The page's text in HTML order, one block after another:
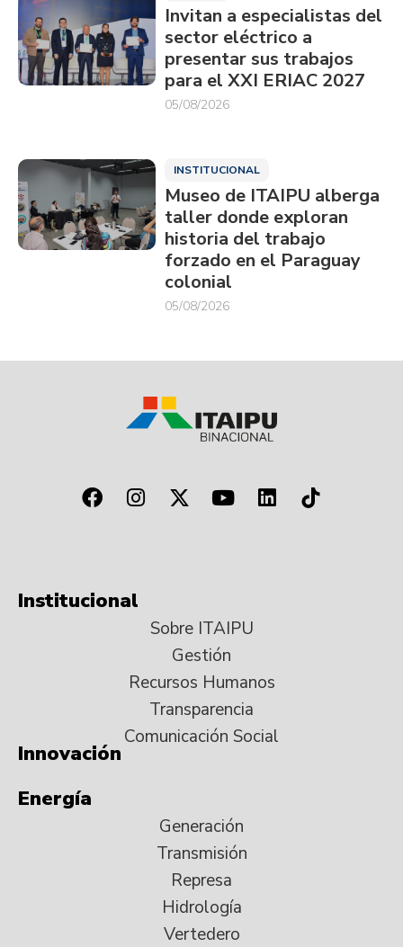
Invitan a especialistas del
sector eléctrico a
presentar sus trabajos
para el XXI ERIAC 2027
05/08/2026
INSTITUCIONAL
Museo de ITAIPU alberga
taller donde exploran
historia del trabajo
forzado en el Paraguay
colonial
05/08/2026
Institucional
Sobre ITAIPU
Gestión
Recursos Humanos
Transparencia
Comunicación Social
Innovación
Energía
Generación
Transmisión
Represa
Hidrología
Vertedero